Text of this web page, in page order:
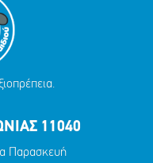
11040
Παρασκευή